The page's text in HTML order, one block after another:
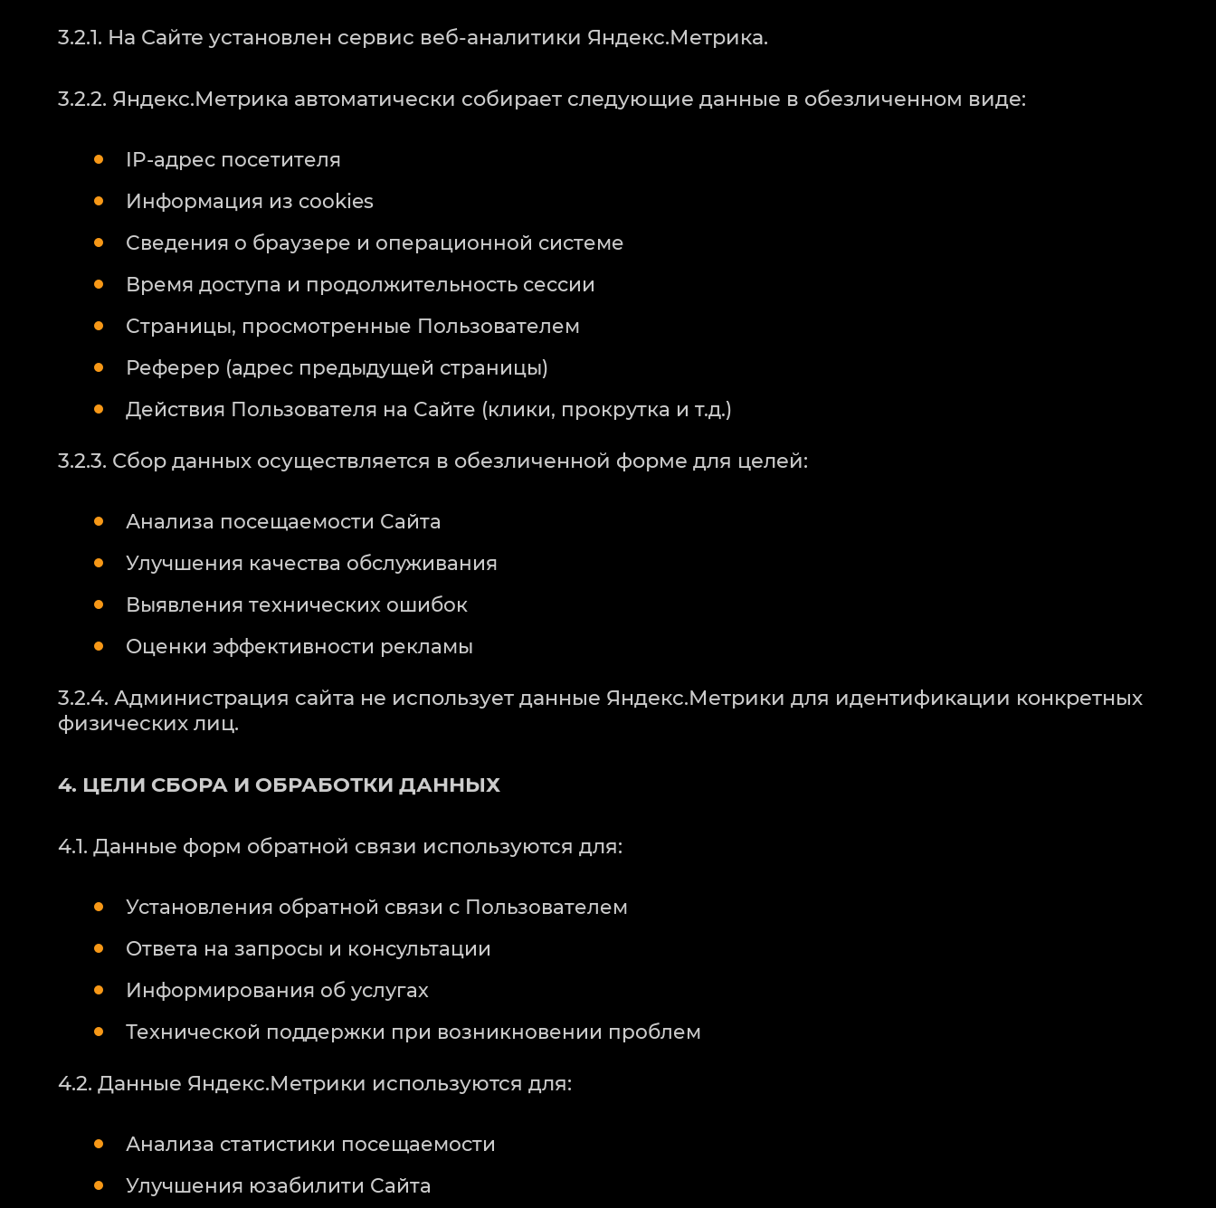
3.2.1. На Сайте установлен сервис веб-аналитики Яндекс.Метрика.
3.2.2. Яндекс.Метрика автоматически собирает следующие данные в обезличенном виде:
IP-адрес посетителя
Информация из cookies
Сведения о браузере и операционной системе
Время доступа и продолжительность сессии
Страницы, просмотренные Пользователем
Реферер (адрес предыдущей страницы)
Действия Пользователя на Сайте (клики, прокрутка и т.д.)
3.2.3. Сбор данных осуществляется в обезличенной форме для целей:
Анализа посещаемости Сайта
Улучшения качества обслуживания
Выявления технических ошибок
Оценки эффективности рекламы
3.2.4. Администрация сайта не использует данные Яндекс.Метрики для идентификации конкретных
физических лиц.
4. ЦЕЛИ СБОРА И ОБРАБОТКИ ДАННЫХ
4.1. Данные форм обратной связи используются для:
Установления обратной связи с Пользователем
Ответа на запросы и консультации
Информирования об услугах
Технической поддержки при возникновении проблем
4.2. Данные Яндекс.Метрики используются для:
Анализа статистики посещаемости
Улучшения юзабилити Сайта